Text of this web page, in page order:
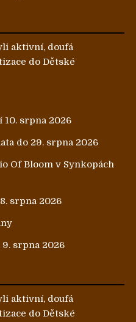
aktivní, doufá
do Dětské
srpna 2026
do 29. srpna 2026
Of Bloom v Synkopách
srpna 2026
srpna 2026
aktivní, doufá
do Dětské